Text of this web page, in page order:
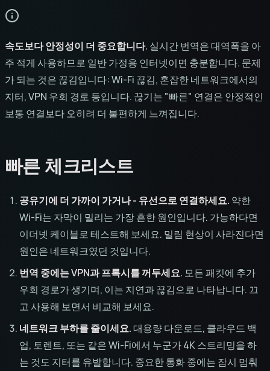
속도보다 안정성이 더 중요합니다. 실시간 번역은 대역폭을 아
주 적게 사용하므로 일반 가정용 인터넷이면 충분합니다. 문제
가 되는 것은 끊김입니다: Wi-Fi 끊김, 혼잡한 네트워크에서의
지터, VPN 우회 경로 등입니다. 끊기는 "빠른" 연결은 안정적인
보통 연결보다 오히려 더 불편하게 느껴집니다.
빠른 체크리스트
공유기에 더 가까이 가거나 - 유선으로 연결하세요. 약한
Wi-Fi는 자막이 밀리는 가장 흔한 원인입니다. 가능하다면
이더넷 케이블로 테스트해 보세요. 밀림 현상이 사라진다면
원인은 네트워크였던 것입니다.
번역 중에는 VPN과 프록시를 꺼두세요. 모든 패킷에 추가
우회 경로가 생기며, 이는 지연과 끊김으로 나타납니다. 끄
고 사용해 보면서 비교해 보세요.
네트워크 부하를 줄이세요.대용량 다운로드, 클라우드 백
업, 토렌트, 또는 같은 Wi-Fi에서 누군가 4K 스트리밍을 하
는 것도 지터를 유발합니다. 중요한 통화 중에는 잠시 멈춰